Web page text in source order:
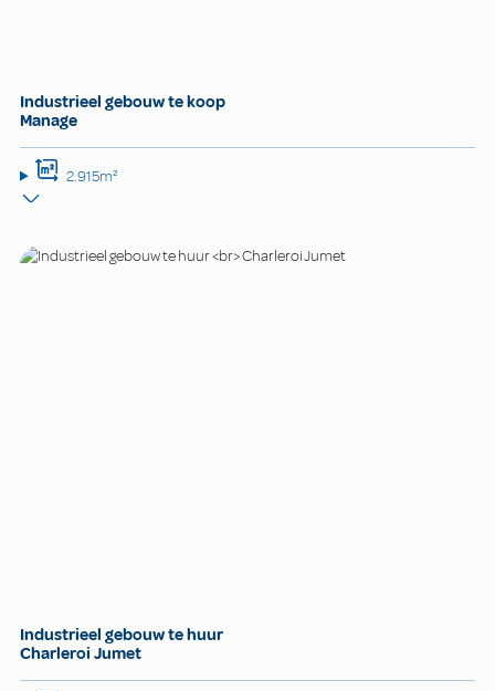
Industrieel gebouw te koop
Manage
2.915m²
Industrieel gebouw te huur
Charleroi Jumet